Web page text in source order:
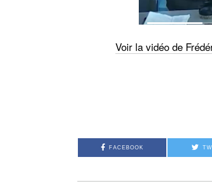
Voir la vidéo de
FACEBOOK